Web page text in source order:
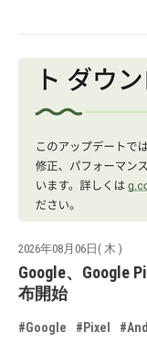
2026年08月06日( 木 )
Google、Google
布開始
#Google #Pixel